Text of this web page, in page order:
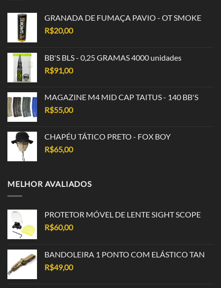
GRANADA DE FUMAÇA PAVIO - OT SMOKE
R$20,00
BB'S BLS - 0,25 GRAMAS 4000 unidades
R$91,00
MAGAZINE M4 MID CAP TAITUS - 140 BB'S
R$55,00
CHAPÉU TÁTICO PRETO - FOX BOY
R$65,00
MELHOR AVALIADOS
PROTETOR MÓVEL DE LENTE SIGHT SCOPE
R$60,00
BANDOLEIRA 1 PONTO COM ELÁSTICO TAN
R$49,00